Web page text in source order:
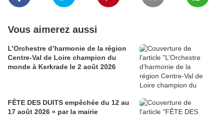
Vous aimerez aussi
L’Orchestre d’harmonie de la région
Centre-Val de Loire champion du
monde à Kerkrade le 2 août 2026
FÊTE DES DUITS empêchée du 12 au
17 août 2026 « par la mairie